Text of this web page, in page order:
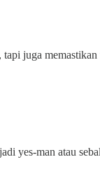
juga
yes-man atau